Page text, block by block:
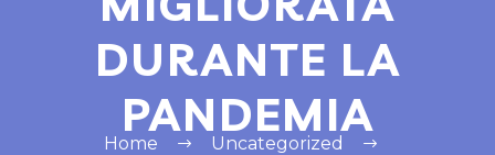
DURANTE LA
PANDEMIA
Home
Uncategorized